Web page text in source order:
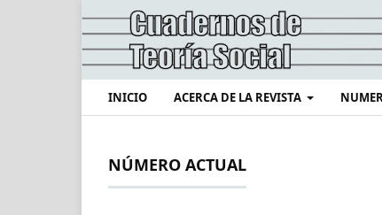
INICIO ACERCA DE LA REVISTA
NÚMERO ACTUAL